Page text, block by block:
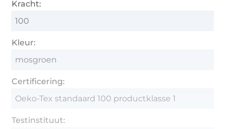
Kracht:
100
Kleur:
mosgroen
Certificering:
Oeko-Tex standaard 100 productklasse 1
Testinstituut: